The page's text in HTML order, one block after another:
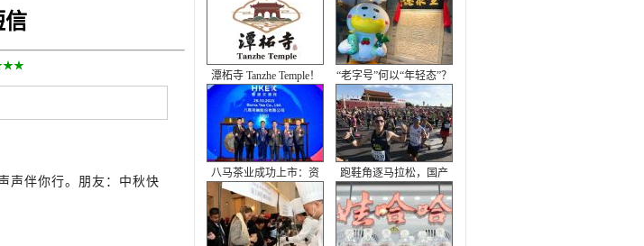
信
伴你行。朋友：中秋快
潭柘寺 Tanzhe Temple！
全新品牌标识发布
“老字号”何以“年轻态”？
八马茶业成功上市：资
本浪潮下的品牌突围与
行业破局
跑鞋角逐马拉松，国产
品牌上桌